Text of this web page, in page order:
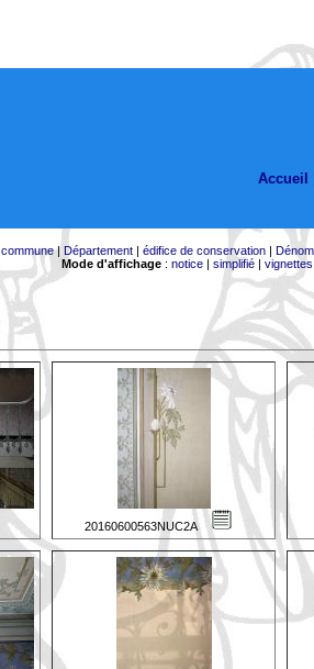
Accueil |
commune| Département| édifice de conservation|
Mode d'affichage: notice| simplifié| vignettes
20160600563NUC2A